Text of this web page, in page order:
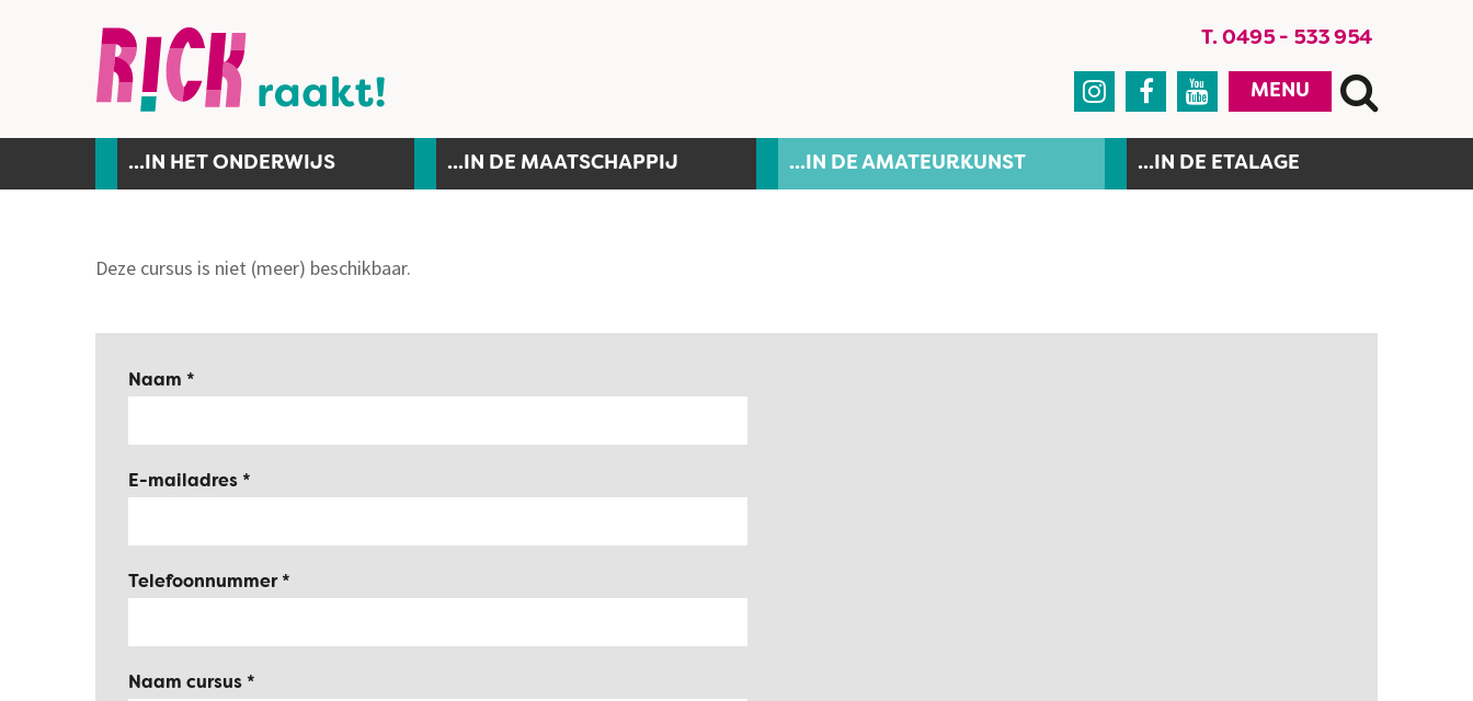
T. 0495 - 533 954
   MENU
...IN HET ONDERWIJS ...IN DE MAATSCHAPPIJ ...IN DE AMATEURKUNST ...IN DE ETALAGE
Deze cursus is niet (meer) beschikbaar.
Naam
E-mailadres
Telefoonnummer
Naam cursus